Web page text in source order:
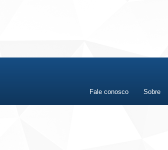
Fale conosco Sobre